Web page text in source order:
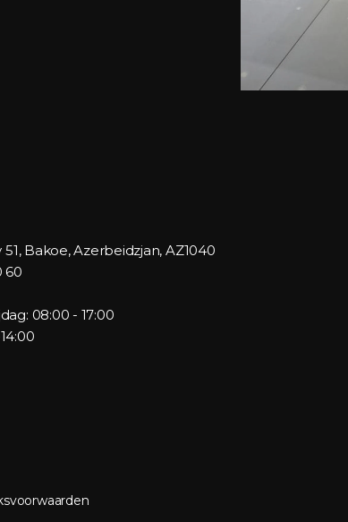
Bakoe, Azerbeidzjan, AZ1040
60
08:00 - 17:00